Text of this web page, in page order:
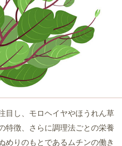
目し、モロヘイヤやほうれん草
特徴、さらに調理法ごとの栄養
めりのもとであるムチンの働き